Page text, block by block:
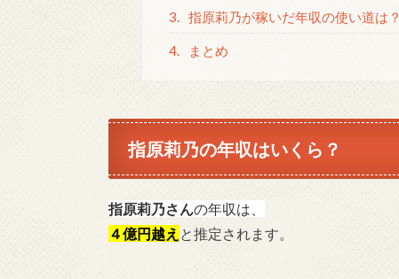
3. 指原莉乃が稼いだ年収の使い道は？
4. まとめ
指原莉乃の年収はいくら？
指原莉乃さんの年収は、
４億円越え と推定されます。